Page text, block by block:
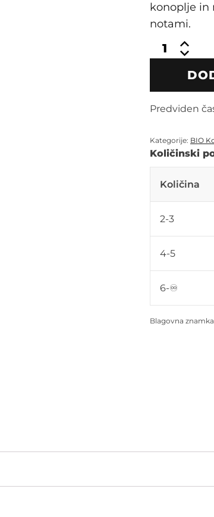
konoplje in
notami.
BIO
konopljino
5
ml
Predviden
Kategorije: BIO
Količinski
Količina
2-3
4-5
6-♾️
Blagovna